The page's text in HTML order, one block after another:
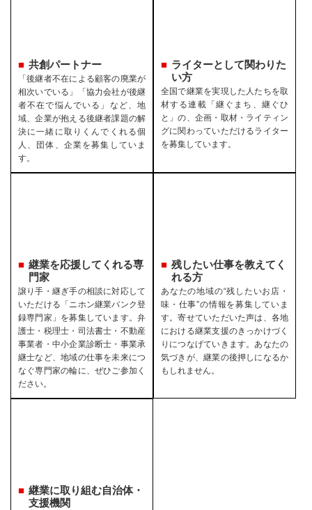
共創パートナー
「後継者不在による顧客の廃業が
相次いでいる」「協力会社が後継
者不在で悩んでいる」など、地
域、企業が抱える後継者課題の解
決に一緒に取りくんでくれる個
人、団体、企業を募集していま
す。
ライターとして関わりた
い方
全国で継業を実現した人たちを取
材する連載「継ぐまち、継ぐひ
と」の、企画・取材・ライティン
グに関わっていただけるライター
を募集しています。
継業を応援してくれる専
門家
譲り手・継ぎ手の相談に対応して
いただける「ニホン継業バンク登
録専門家」を募集しています。弁
護士・税理士・司法書士・不動産
事業者・中小企業診断士・事業承
継士など、地域の仕事を未来につ
なぐ専門家の輪に、ぜひご参加く
ださい。
残したい仕事を教えてく
れる方
あなたの地域の“残したいお店・
味・仕事”の情報を募集していま
す。寄せていただいた声は、各地
における継業支援のきっかけづく
りにつなげていきます。あなたの
気づきが、継業の後押しになるか
もしれません。
継業に取り組む自治体・
支援機関